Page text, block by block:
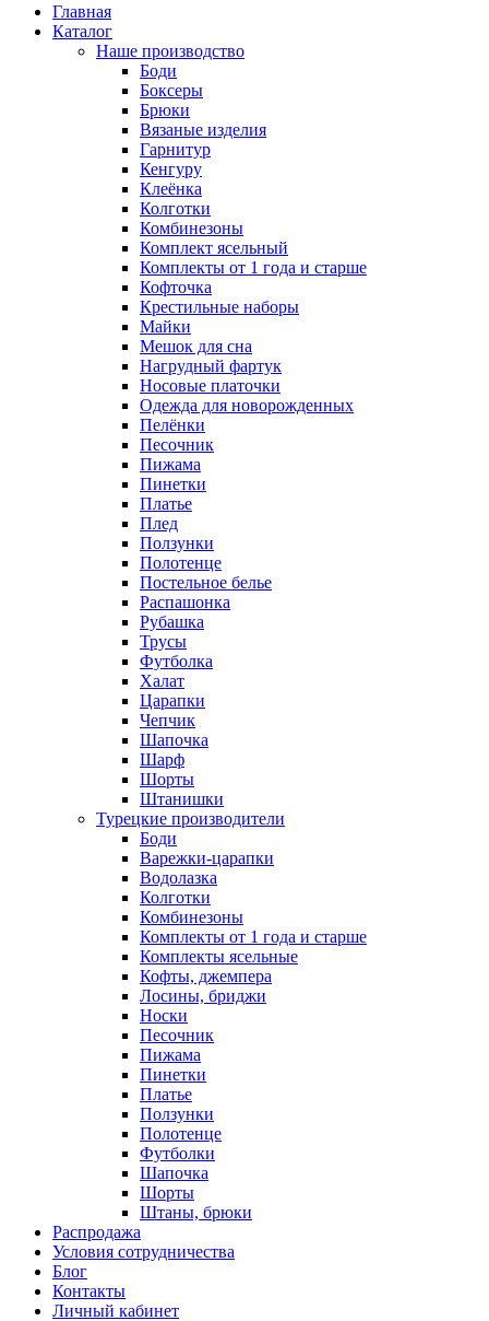
Главная
Каталог
Наше производство
Боди
Боксеры
Брюки
Вязаные изделия
Гарнитур
Кенгуру
Клеёнка
Колготки
Комбинезоны
Комплект ясельный
Комплекты от 1 года и старше
Кофточка
Крестильные наборы
Майки
Мешок для сна
Нагрудный фартук
Носовые платочки
Одежда для новорожденных
Пелёнки
Песочник
Пижама
Пинетки
Платье
Плед
Ползунки
Полотенце
Постельное белье
Распашонка
Рубашка
Трусы
Футболка
Халат
Царапки
Чепчик
Шапочка
Шарф
Шорты
Штанишки
Турецкие производители
Боди
Варежки-царапки
Водолазка
Колготки
Комбинезоны
Комплекты от 1 года и старше
Комплекты ясельные
Кофты, джемпера
Лосины, бриджи
Носки
Песочник
Пижама
Пинетки
Платье
Ползунки
Полотенце
Футболки
Шапочка
Шорты
Штаны, брюки
Распродажа
Условия сотрудничества
Блог
Контакты
Личный кабинет